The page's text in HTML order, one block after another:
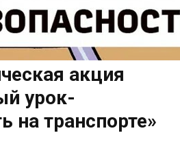
акция
урок-
на транспорте»